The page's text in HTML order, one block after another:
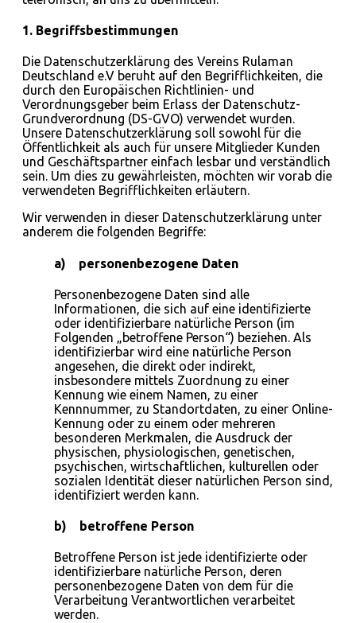
1. Begriffsbestimmungen
Die Datenschutzerklärung des Vereins Rulaman
Deutschland e.V beruht auf den Begrifflichkeiten, die
durch den Europäischen Richtlinien- und
Verordnungsgeber beim Erlass der Datenschutz-
Grundverordnung (DS-GVO) verwendet wurden.
Unsere Datenschutzerklärung soll sowohl für die
Öffentlichkeit als auch für unsere Mitglieder Kunden
und Geschäftspartner einfach lesbar und verständlich
sein. Um dies zu gewährleisten, möchten wir vorab die
verwendeten Begrifflichkeiten erläutern.
Wir verwenden in dieser Datenschutzerklärung unter
anderem die folgenden Begriffe:
a) personenbezogene Daten
Personenbezogene Daten sind alle
Informationen, die sich auf eine identifizierte
oder identifizierbare natürliche Person (im
Folgenden „betroffene Person“) beziehen. Als
identifizierbar wird eine natürliche Person
angesehen, die direkt oder indirekt,
insbesondere mittels Zuordnung zu einer
Kennung wie einem Namen, zu einer
Kennnummer, zu Standortdaten, zu einer Online-
Kennung oder zu einem oder mehreren
besonderen Merkmalen, die Ausdruck der
physischen, physiologischen, genetischen,
psychischen, wirtschaftlichen, kulturellen oder
sozialen Identität dieser natürlichen Person sind,
identifiziert werden kann.
b) betroffene Person
Betroffene Person ist jede identifizierte oder
identifizierbare natürliche Person, deren
personenbezogene Daten von dem für die
Verarbeitung Verantwortlichen verarbeitet
werden.